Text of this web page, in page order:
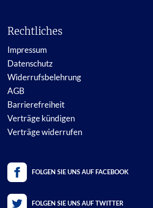
Rechtliches
Impressum
Datenschutz
Widerrufsbelehrung
AGB
Barrierefreiheit
Verträge kündigen
Verträge widerrufen
FOLGEN SIE UNS AUF FACEBOOK
FOLGEN SIE UNS AUF TWITTER